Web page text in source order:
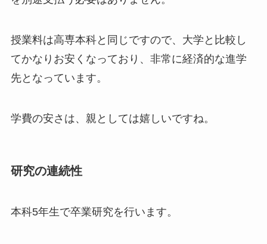
授業料は高専本科と同じですので、大学と比較し
てかなりお安くなっており、 非常に経済的な進学
先となっています。
学費の安さは、親としては嬉しいですね。
研究の連続性
本科5年生で卒業研究を行います。